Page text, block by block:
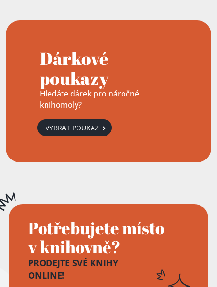
Dárkové
poukazy
Hledáte dárek pro náročné
knihomoly?
VYBRAT POUKAZ
Potřebujete místo
v knihovně?
PRODEJTE SVÉ KNIHY
ONLINE!